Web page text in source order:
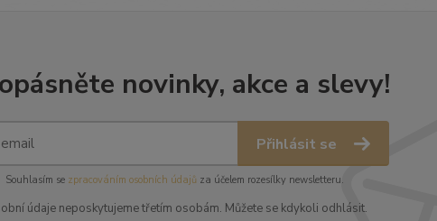
novinky, akce a slevy!
Přihlásit se
Souhlasím se zpracováním osobních údajů za účelem rozesílky newsletteru.
údaje neposkytujeme třetím osobám. Můžete se kdykoli odhlásit.